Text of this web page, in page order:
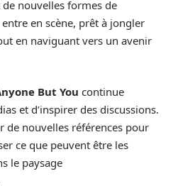
nouvelles formes de
en scène, prêt à jongler
en naviguant vers un avenir
But You continue
et d’inspirer des discussions.
de nouvelles références pour
ce que peuvent être les
le paysage